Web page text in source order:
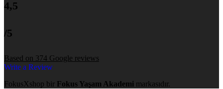
4,5
/5
Based on 374 Google reviews
Write a Review
FokusXshop bir Fokus Yaşam Akademi markasıdır.